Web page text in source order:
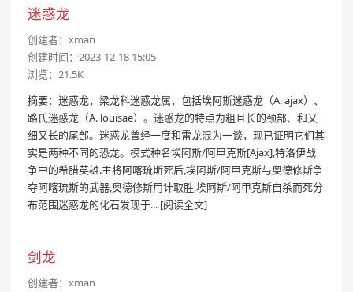
迷惑龙
创建者： xman
创建时间：2023-12-18 15:05
浏览：21.5K
摘要：迷惑龙，梁龙科迷惑龙属，包括埃阿斯迷惑龙（A. ajax）、
路氏迷惑龙（A. louisae）。迷惑龙的特点为粗且长的颈部、和又
细又长的尾部。迷惑龙曾经一度和雷龙混为一谈，现已证明它们其
实是两种不同的恐龙。模式种名埃阿斯/阿甲克斯[Ajax],特洛伊战
争中的希腊英雄.主将阿喀琉斯死后,埃阿斯/阿甲克斯与奥德修斯争
夺阿喀琉斯的武器,奥德修斯用计取胜,埃阿斯/阿甲克斯自杀而死分
布范围迷惑龙的化石发现于... [阅读全文]
剑龙
创建者： xman